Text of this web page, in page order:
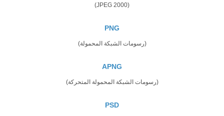
(JPEG 2000)
PNG
(رسومات الشبكة المحمولة)
APNG
(رسومات الشبكة المحمولة المتحركة)
PSD